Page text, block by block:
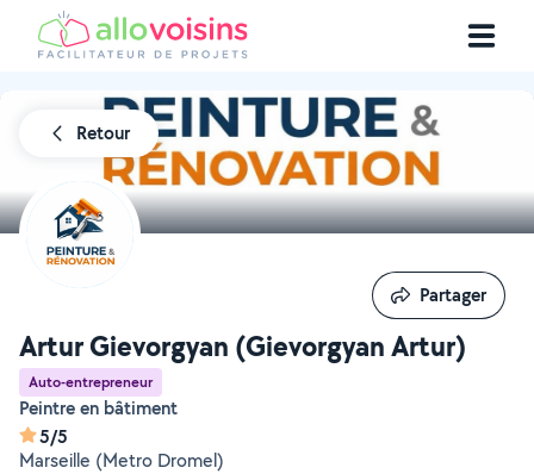
Retour
Artur Gievorgyan (Gievorgyan Artur)
Auto-entrepreneur
Peintre en bâtiment
5/5
Marseille (Metro Dromel)
Partager
Partager